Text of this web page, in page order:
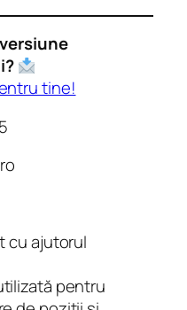
tine!
cu ajutorul
pentru